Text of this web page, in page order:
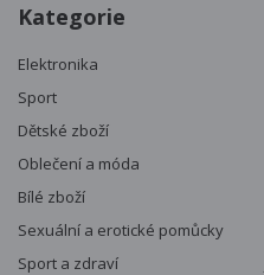
Kategorie
Elektronika
Sport
Dětské zboží
Oblečení a móda
Bílé zboží
Sexuální a erotické pomůcky
Sport a zdraví